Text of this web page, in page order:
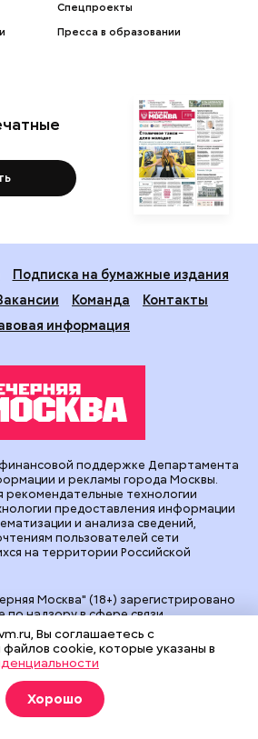
Спецпроекты
Пресса в образовании
Подписка на бумажные издания
Команда
Контакты
информация
Москва" (18+) зарегистрировано
надзору в сфере связи,
и массовых коммуникаций
о регистрации ЭЛ № ФС 77 -
АО "Редакция газеты
редакторvm.ru
Адрес редакции: 127015, г.Москва,
2. Телефон:
+7(499)557-04-24
Почта для связи с редакцией сайта:
поддержке Департамента
и рекламы города Москвы.
рекомендательные технологии
предоставления информации
и анализа сведений,
пользователей сети
на территории Российской
Вы соглашаетесь с
cookie, которые указаны в
Хорошо